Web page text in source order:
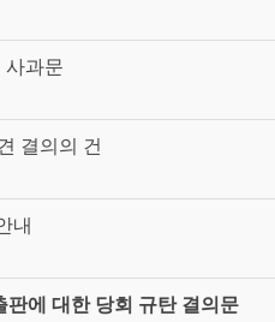
사과문
결의의 건
내
판에 대한 당회 규탄 결의문